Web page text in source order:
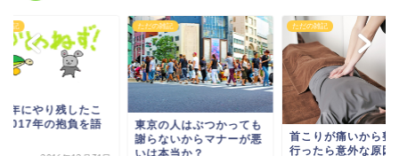
雑記
年にやり残したこ
2017年の抱負を語
ただの雑記
東京の人はぶつかっても
謝らないからマナーが悪
いは本当か？
ただの雑記
首こりが痛いから整
行ったら意外な原因